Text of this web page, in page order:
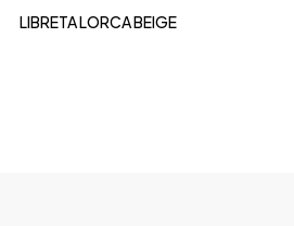
LIBRETA LORCA BEIGE